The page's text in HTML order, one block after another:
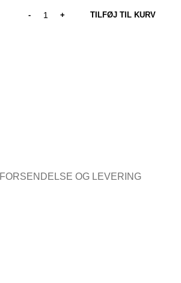
TILFØJ TIL KURV
FORSENDELSE OG LEVERING